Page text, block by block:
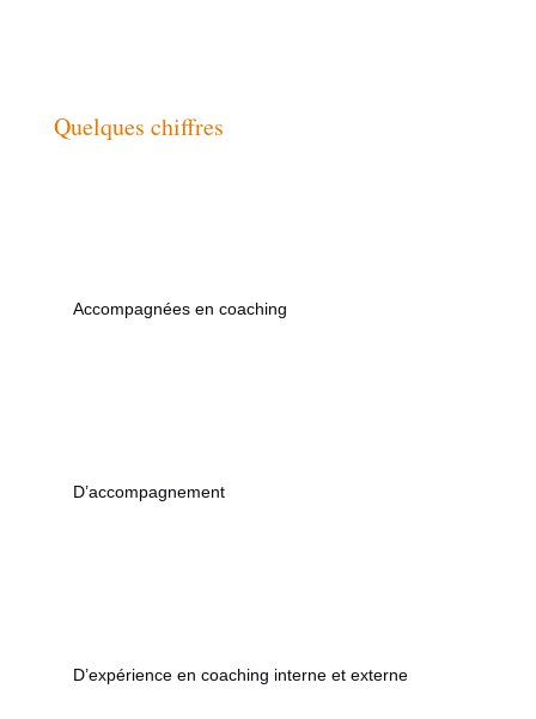
Quelques chiffres
Accompagnées en coaching
D’accompagnement
D’expérience en coaching interne et externe